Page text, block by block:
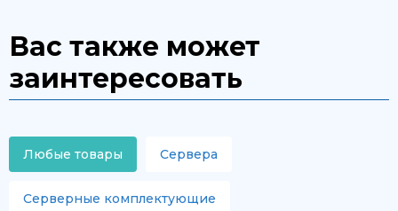
Вас также может
заинтересовать
Любые товары Сервера
Серверные комплектующие